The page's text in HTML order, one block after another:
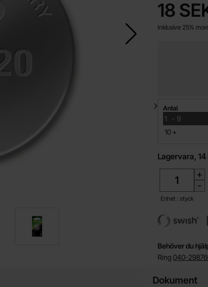
pris
18
Inklusive 25%
Mängdrabatt
Antal
1 -
till 9
10 +
till
Lagervara, 14
+
-
Enhet : styck
Behöver du
Ring 040-
Dokument